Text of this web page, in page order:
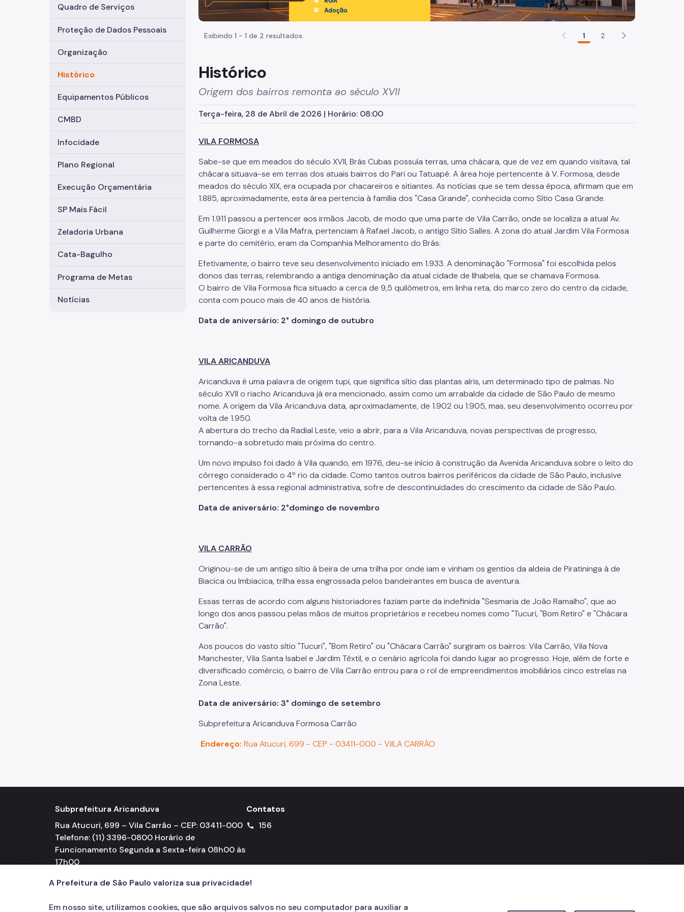
Quadro de Serviços
Proteção de Dados Pessoais
Organização
Histórico
Equipamentos Públicos
CMBD
Infocidade
Plano Regional
Execução Orçamentária
SP Mais Fácil
Zeladoria Urbana
Cata-Bagulho
Programa de Metas
Notícias
Exibindo 1 - 1 de 2 resultados. 1 2
Histórico
Origem dos bairros remonta ao século XVII
Terça-feira, 28 de Abril de 2026 | Horário: 08:00
VILA FORMOSA
Sabe-se que em meados do século XVII, Brás Cubas possuía terras, uma chácara, que de vez em quando visitava, tal
chácara situava-se em terras dos atuais bairros do Pari ou Tatuapé. A área hoje pertencente à V. Formosa, desde
meados do século XIX, era ocupada por chacareiros e sitiantes. As notícias que se tem dessa época, afirmam que em
1.885, aproximadamente, esta área pertencia à família dos "Casa Grande", conhecida como Sítio Casa Grande.
Em 1.911 passou a pertencer aos irmãos Jacob, de modo que uma parte de Vila Carrão, onde se localiza a atual Av.
Guilherme Giorgi e a Vila Mafra, pertenciam à Rafael Jacob, o antigo Sítio Salles. A zona do atual Jardim Vila Formosa
e parte do cemitério, eram da Companhia Melhoramento do Brás.
Efetivamente, o bairro teve seu desenvolvimento iniciado em 1.933. A denominação "Formosa" foi escolhida pelos
donos das terras, relembrando a antiga denominação da atual cidade de Ilhabela, que se chamava Formosa.
O bairro de Vila Formosa fica situado a cerca de 9,5 quilômetros, em linha reta, do marco zero do centro da cidade,
conta com pouco mais de 40 anos de história.
Data de aniversário: 2° domingo de outubro
VILA ARICANDUVA
Aricanduva é uma palavra de origem tupi, que significa sítio das plantas aíris, um determinado tipo de palmas. No
século XVII o riacho Aricanduva já era mencionado, assim como um arrabalde da cidade de São Paulo de mesmo
nome. A origem da Vila Aricanduva data, aproximadamente, de 1.902 ou 1.905, mas, seu desenvolvimento ocorreu por
volta de 1.950.
A abertura do trecho da Radial Leste, veio a abrir, para a Vila Aricanduva, novas perspectivas de progresso,
tornando-a sobretudo mais próxima do centro.
Um novo impulso foi dado à Vila quando, em 1976, deu-se início à construção da Avenida Aricanduva sobre o leito do
córrego considerado o 4º rio da cidade. Como tantos outros bairros periféricos da cidade de São Paulo, inclusive
pertencentes à essa regional administrativa, sofre de descontinuidades do crescimento da cidade de São Paulo.
Data de aniversário: 2°domingo de novembro
VILA CARRÃO
Originou-se de um antigo sítio à beira de uma trilha por onde iam e vinham os gentios da aldeia de Piratininga à de
Biacica ou Imbiacica, trilha essa engrossada pelos bandeirantes em busca de aventura.
Essas terras de acordo com alguns historiadores faziam parte da indefinida "Sesmaria de João Ramalho", que ao
longo dos anos passou pelas mãos de muitos proprietários e recebeu nomes como "Tucuri, "Bom Retiro" e "Chácara
Carrão".
Aos poucos do vasto sítio "Tucuri", "Bom Retiro" ou "Chácara Carrão" surgiram os bairros: Vila Carrão, Vila Nova
Manchester, Vila Santa Isabel e Jardim Têxtil, e o cenário agrícola foi dando lugar ao progresso. Hoje, além de forte e
diversificado comércio, o bairro de Vila Carrão entrou para o rol de empreendimentos imobiliários cinco estrelas na
Zona Leste.
Data de aniversário: 3° domingo de setembro
Subprefeitura Aricanduva Formosa Carrão
Endereço: Rua Atucuri, 699 - CEP - 03411-000 - ViILA CARRÃO
Subprefeitura Aricanduva
Rua Atucuri, 699 – Vila Carrão – CEP: 03411-000
Telefone: (11) 3396-0800 Horário de
Funcionamento Segunda a Sexta-feira 08h00 às
17h00
Contatos
call 156
A Prefeitura de São Paulo valoriza sua privacidade!
Em nosso site, utilizamos cookies, que são arquivos salvos no seu computador para auxiliar a